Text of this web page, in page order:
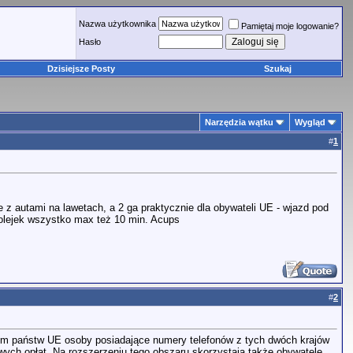
Nazwa użytkownika
Pamiętaj moje logowanie?
Hasło
Dzisiejsze Posty Szukaj
Narzędzia wątku
Wygląd
#1
z autami na lawetach, a 2 ga praktycznie dla obywateli UE - wjazd pod
wszystko max też 10 min. Acups
#2
państw UE osoby posiadające numery telefonów z tych dwóch krajów